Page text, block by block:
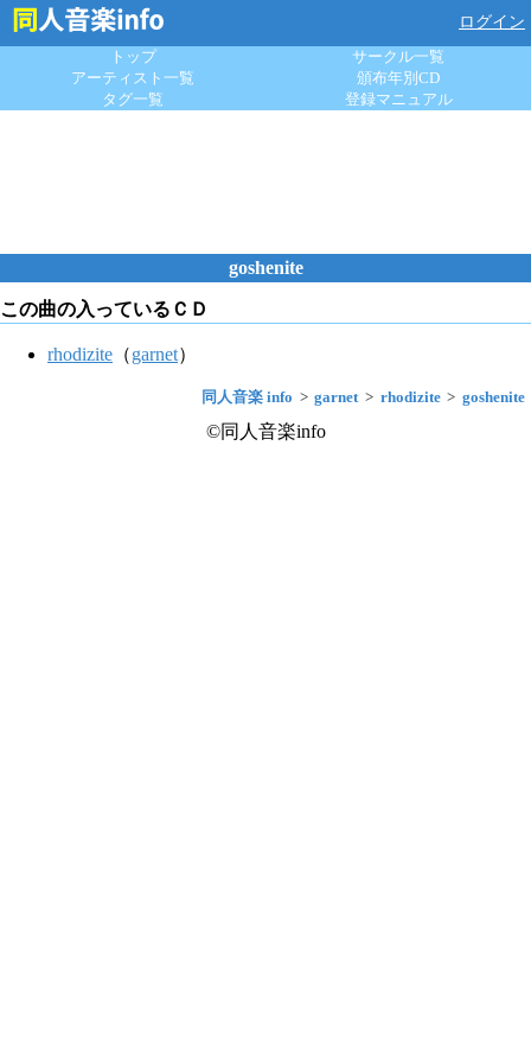
ログイン
トップ
サークル一覧
アーティスト一覧
頒布年別CD
タグ一覧
登録マニュアル
goshenite
この曲の入っているＣＤ
rhodizite （garnet）
同人音楽 info garnet rhodizite goshenite
©同人音楽info